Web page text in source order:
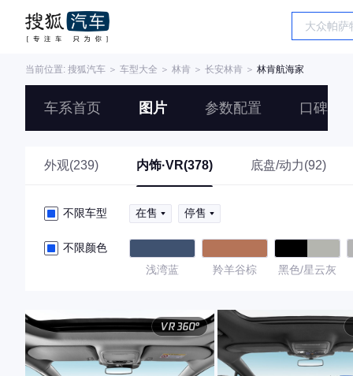
当前位置: 搜狐汽车 ＞ 车型大全 ＞ 林肯 ＞ 长安林肯 ＞ 林肯航海家
车系首页 图片 参数配置 口碑
外观(239) 内饰·VR(378) 底盘/动力(92)
不限车型 在售 停售
不限颜色
浅湾蓝
羚羊谷棕 黑色/星云灰